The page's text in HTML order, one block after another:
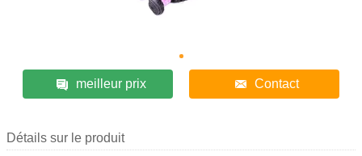
meilleur prix Contact
Détails sur le produit